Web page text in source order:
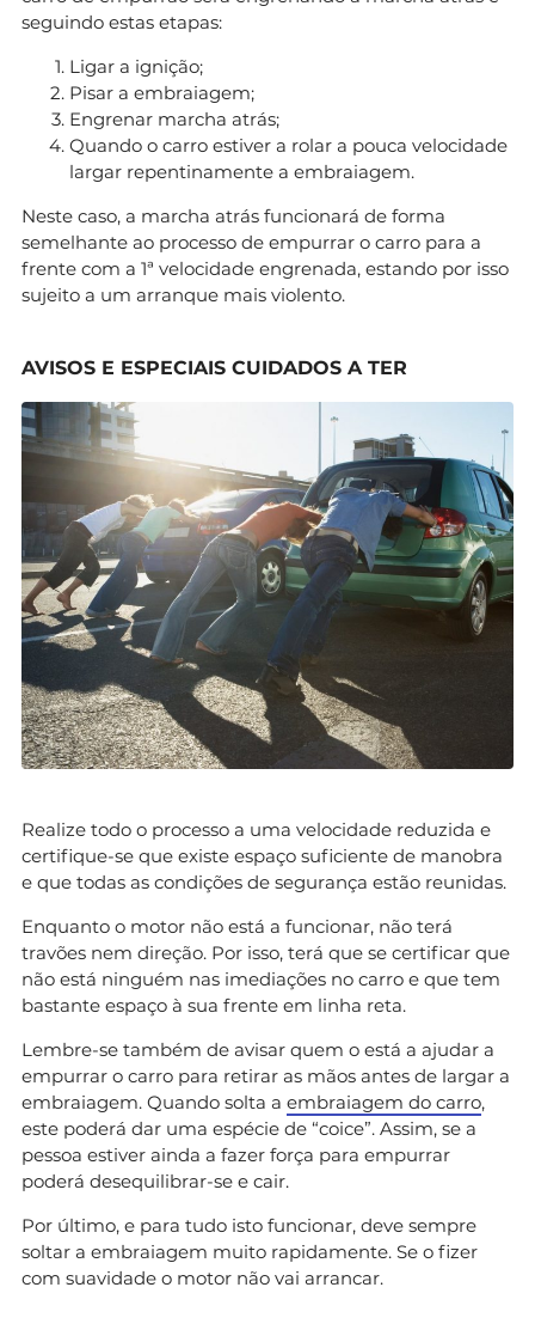
seguindo estas etapas:
Ligar a ignição;
Pisar a embraiagem;
Engrenar marcha atrás;
Quando o carro estiver a rolar a pouca velocidade
largar repentinamente a embraiagem.
Neste caso, a marcha atrás funcionará de forma
semelhante ao processo de empurrar o carro para a
frente com a 1ª velocidade engrenada, estando por isso
sujeito a um arranque mais violento.
AVISOS E ESPECIAIS CUIDADOS A TER
Realize todo o processo a uma velocidade reduzida e
certifique-se que existe espaço suficiente de manobra
e que todas as condições de segurança estão reunidas.
Enquanto o motor não está a funcionar, não terá
travões nem direção. Por isso, terá que se certificar que
não está ninguém nas imediações no carro e que tem
bastante espaço à sua frente em linha reta.
Lembre-se também de avisar quem o está a ajudar a
empurrar o carro para retirar as mãos antes de largar a
embraiagem. Quando solta a embraiagem do carro,
este poderá dar uma espécie de “coice”. Assim, se a
pessoa estiver ainda a fazer força para empurrar
poderá desequilibrar-se e cair.
Por último, e para tudo isto funcionar, deve sempre
soltar a embraiagem muito rapidamente. Se o fizer
com suavidade o motor não vai arrancar.